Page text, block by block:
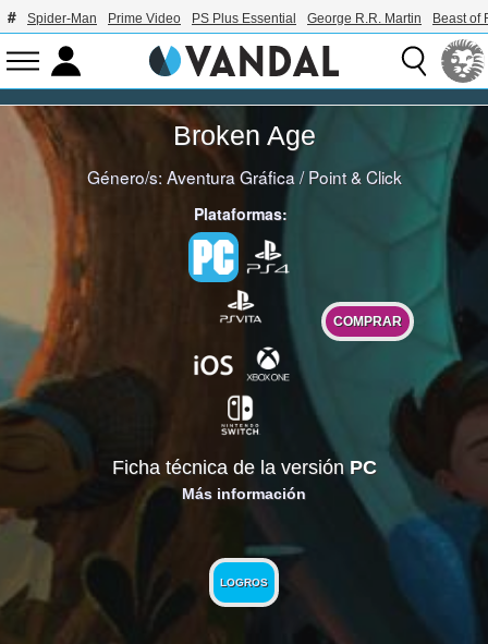
Spider-Man Prime Video PS Plus Essential George R.R. Martin Beast of
Broken Age
Género/s:Aventura Gráfica /Point & Click
Plataformas:
COMPRAR
Ficha técnica de la versión PC
Más información
LOGROS